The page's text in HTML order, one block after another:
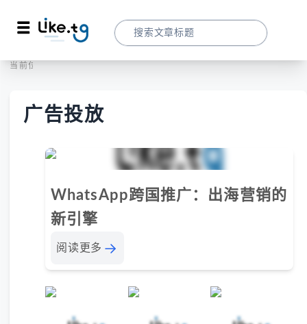
当前位置：
广告投放
WhatsApp跨国推广：出海营销的
新引擎
阅读更多